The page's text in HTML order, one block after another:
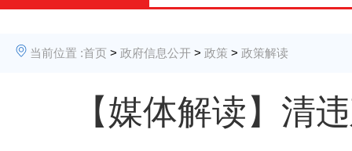
当前位置 :首页 > 政府信息公开 > 政策 > 政策解读
【媒体解读】清